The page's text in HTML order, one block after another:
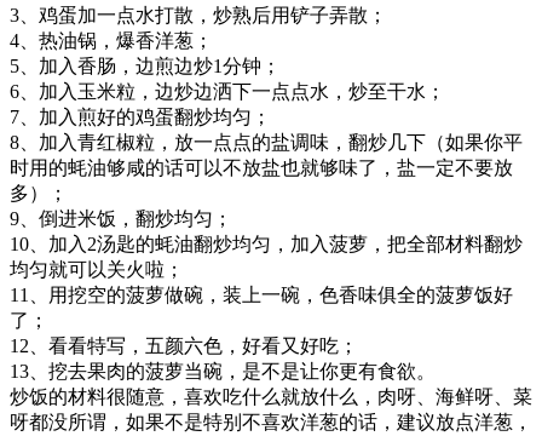
3、鸡蛋加一点水打散，炒熟后用铲子弄散；
4、热油锅，爆香洋葱；
5、加入香肠，边煎边炒1分钟；
6、加入玉米粒，边炒边洒下一点点水，炒至干水；
7、加入煎好的鸡蛋翻炒均匀；
8、加入青红椒粒，放一点点的盐调味，翻炒几下（如果你平
时用的蚝油够咸的话可以不放盐也就够味了，盐一定不要放
多）；
9、倒进米饭，翻炒均匀；
10、加入2汤匙的蚝油翻炒均匀，加入菠萝，把全部材料翻炒
均匀就可以关火啦；
11、用挖空的菠萝做碗，装上一碗，色香味俱全的菠萝饭好
了；
12、看看特写，五颜六色，好看又好吃；
13、挖去果肉的菠萝当碗，是不是让你更有食欲。
炒饭的材料很随意，喜欢吃什么就放什么，肉呀、海鲜呀、菜
呀都没所谓，如果不是特别不喜欢洋葱的话，建议放点洋葱，